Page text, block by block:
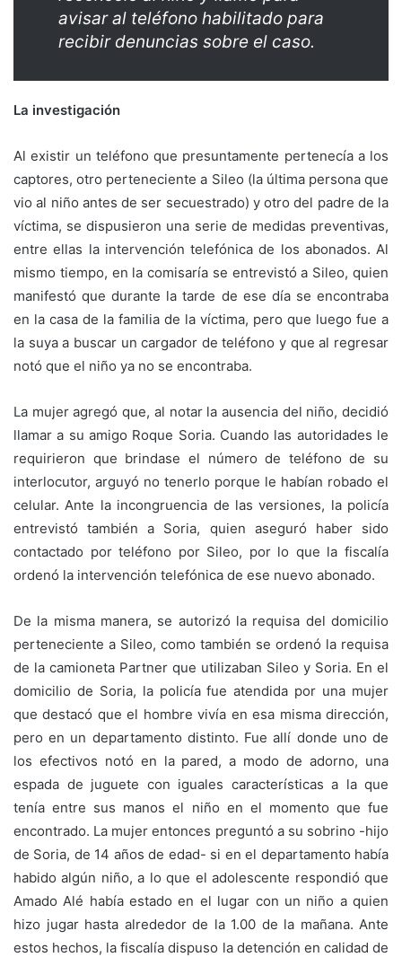
avisar al teléfono habilitado para
recibir denuncias sobre el caso.
La investigación
Al existir un teléfono que presuntamente pertenecía a los
captores, otro perteneciente a Sileo (la última persona que
vio al niño antes de ser secuestrado) y otro del padre de la
víctima, se dispusieron una serie de medidas preventivas,
entre ellas la intervención telefónica de los abonados. Al
mismo tiempo, en la comisaría se entrevistó a Sileo, quien
manifestó que durante la tarde de ese día se encontraba
en la casa de la familia de la víctima, pero que luego fue a
la suya a buscar un cargador de teléfono y que al regresar
notó que el niño ya no se encontraba.
La mujer agregó que, al notar la ausencia del niño, decidió
llamar a su amigo Roque Soria. Cuando las autoridades le
requirieron que brindase el número de teléfono de su
interlocutor, arguyó no tenerlo porque le habían robado el
celular. Ante la incongruencia de las versiones, la policía
entrevistó también a Soria, quien aseguró haber sido
contactado por teléfono por Sileo, por lo que la fiscalía
ordenó la intervención telefónica de ese nuevo abonado.
De la misma manera, se autorizó la requisa del domicilio
perteneciente a Sileo, como también se ordenó la requisa
de la camioneta Partner que utilizaban Sileo y Soria. En el
domicilio de Soria, la policía fue atendida por una mujer
que destacó que el hombre vivía en esa misma dirección,
pero en un departamento distinto. Fue allí donde uno de
los efectivos notó en la pared, a modo de adorno, una
espada de juguete con iguales características a la que
tenía entre sus manos el niño en el momento que fue
encontrado. La mujer entonces preguntó a su sobrino -hijo
de Soria, de 14 años de edad- si en el departamento había
habido algún niño, a lo que el adolescente respondió que
Amado Alé había estado en el lugar con un niño a quien
hizo jugar hasta alrededor de la 1.00 de la mañana. Ante
estos hechos, la fiscalía dispuso la detención en calidad de